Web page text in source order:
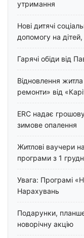
утримання
Нові дитячі
допомогу на
Гарячі обіди від
Відновлення
ремонти» від
ERC надає
зимове опалення
Житлові ваучери
програми з 1
Увага: Програмі
Нарахувань
Подарунки,
новорічну акцію